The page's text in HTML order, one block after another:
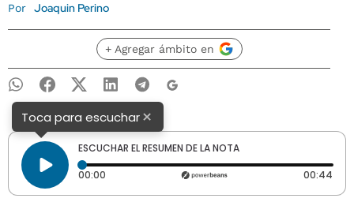
Por Joaquin Perino
+ Agregar ámbito en
Toca para escuchar×
ESCUCHAR EL RESUMEN DE LA NOTA
00:00 Tiempo transcurrido: 0 segundos 00:44